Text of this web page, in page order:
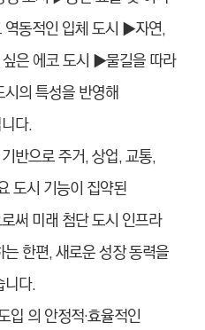
역동적인 입체 도시 ▶자연,
은 에코 도시 ▶물길을 따라
의 특성을 반영해
다.
반으로 주거, 상업, 교통,
도시 기능이 집약된
써 미래 첨단 도시 인프라
한편, 새로운 성장 동력을
니다.
입 의 안정적·효율적인